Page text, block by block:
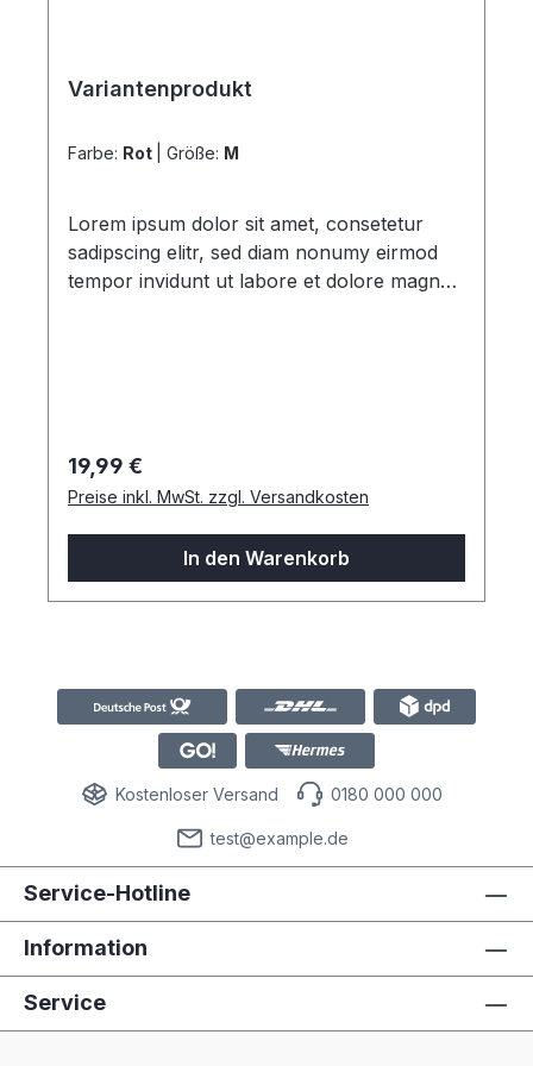
Variantenprodukt
Farbe: Rot Größe: M
Lorem ipsum dolor sit amet, consetetur
sadipscing elitr, sed diam nonumy eirmod
tempor invidunt ut labore et dolore magna
consetetur sadipscing elitr, sed diam
nonumy eirmod tempor invidunt ut labore
et dolore magna aliquyam erat, sed diam
voluptua. At vero eos et accusam et justo
duo dolores et ea rebum. Stet clita kasd
gubergren, no sea takimata sanctus est
Regulärer Preis:
19,99 €
Preise inkl. MwSt. zzgl. Versandkosten
In den Warenkorb
Kostenloser Versand 0180 000 000
test@example.de
Service-Hotline
Information
Service